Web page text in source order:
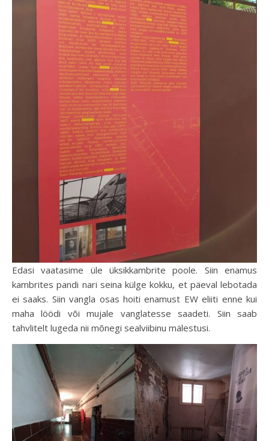
Edasi vaatasime üle üksikkambrite poole. Siin enamus
kambrites pandi nari seina külge kokku, et päeval lebotada
ei saaks. Siin vangla osas hoiti enamust EW eliiti enne kui
maha löödi või mujale vanglatesse saadeti. Siin saab
tahvlitelt lugeda nii mõnegi sealviibinu mälestusi.